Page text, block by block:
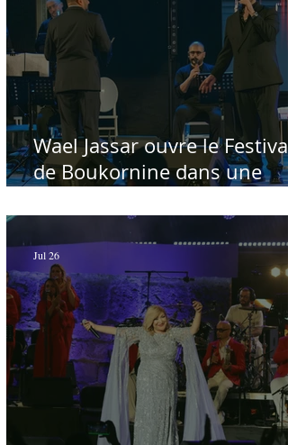
Wael Jassar ouvre le Festival
de Boukornine dans une
à guichets fermés - Par
Manaï
Jul 26